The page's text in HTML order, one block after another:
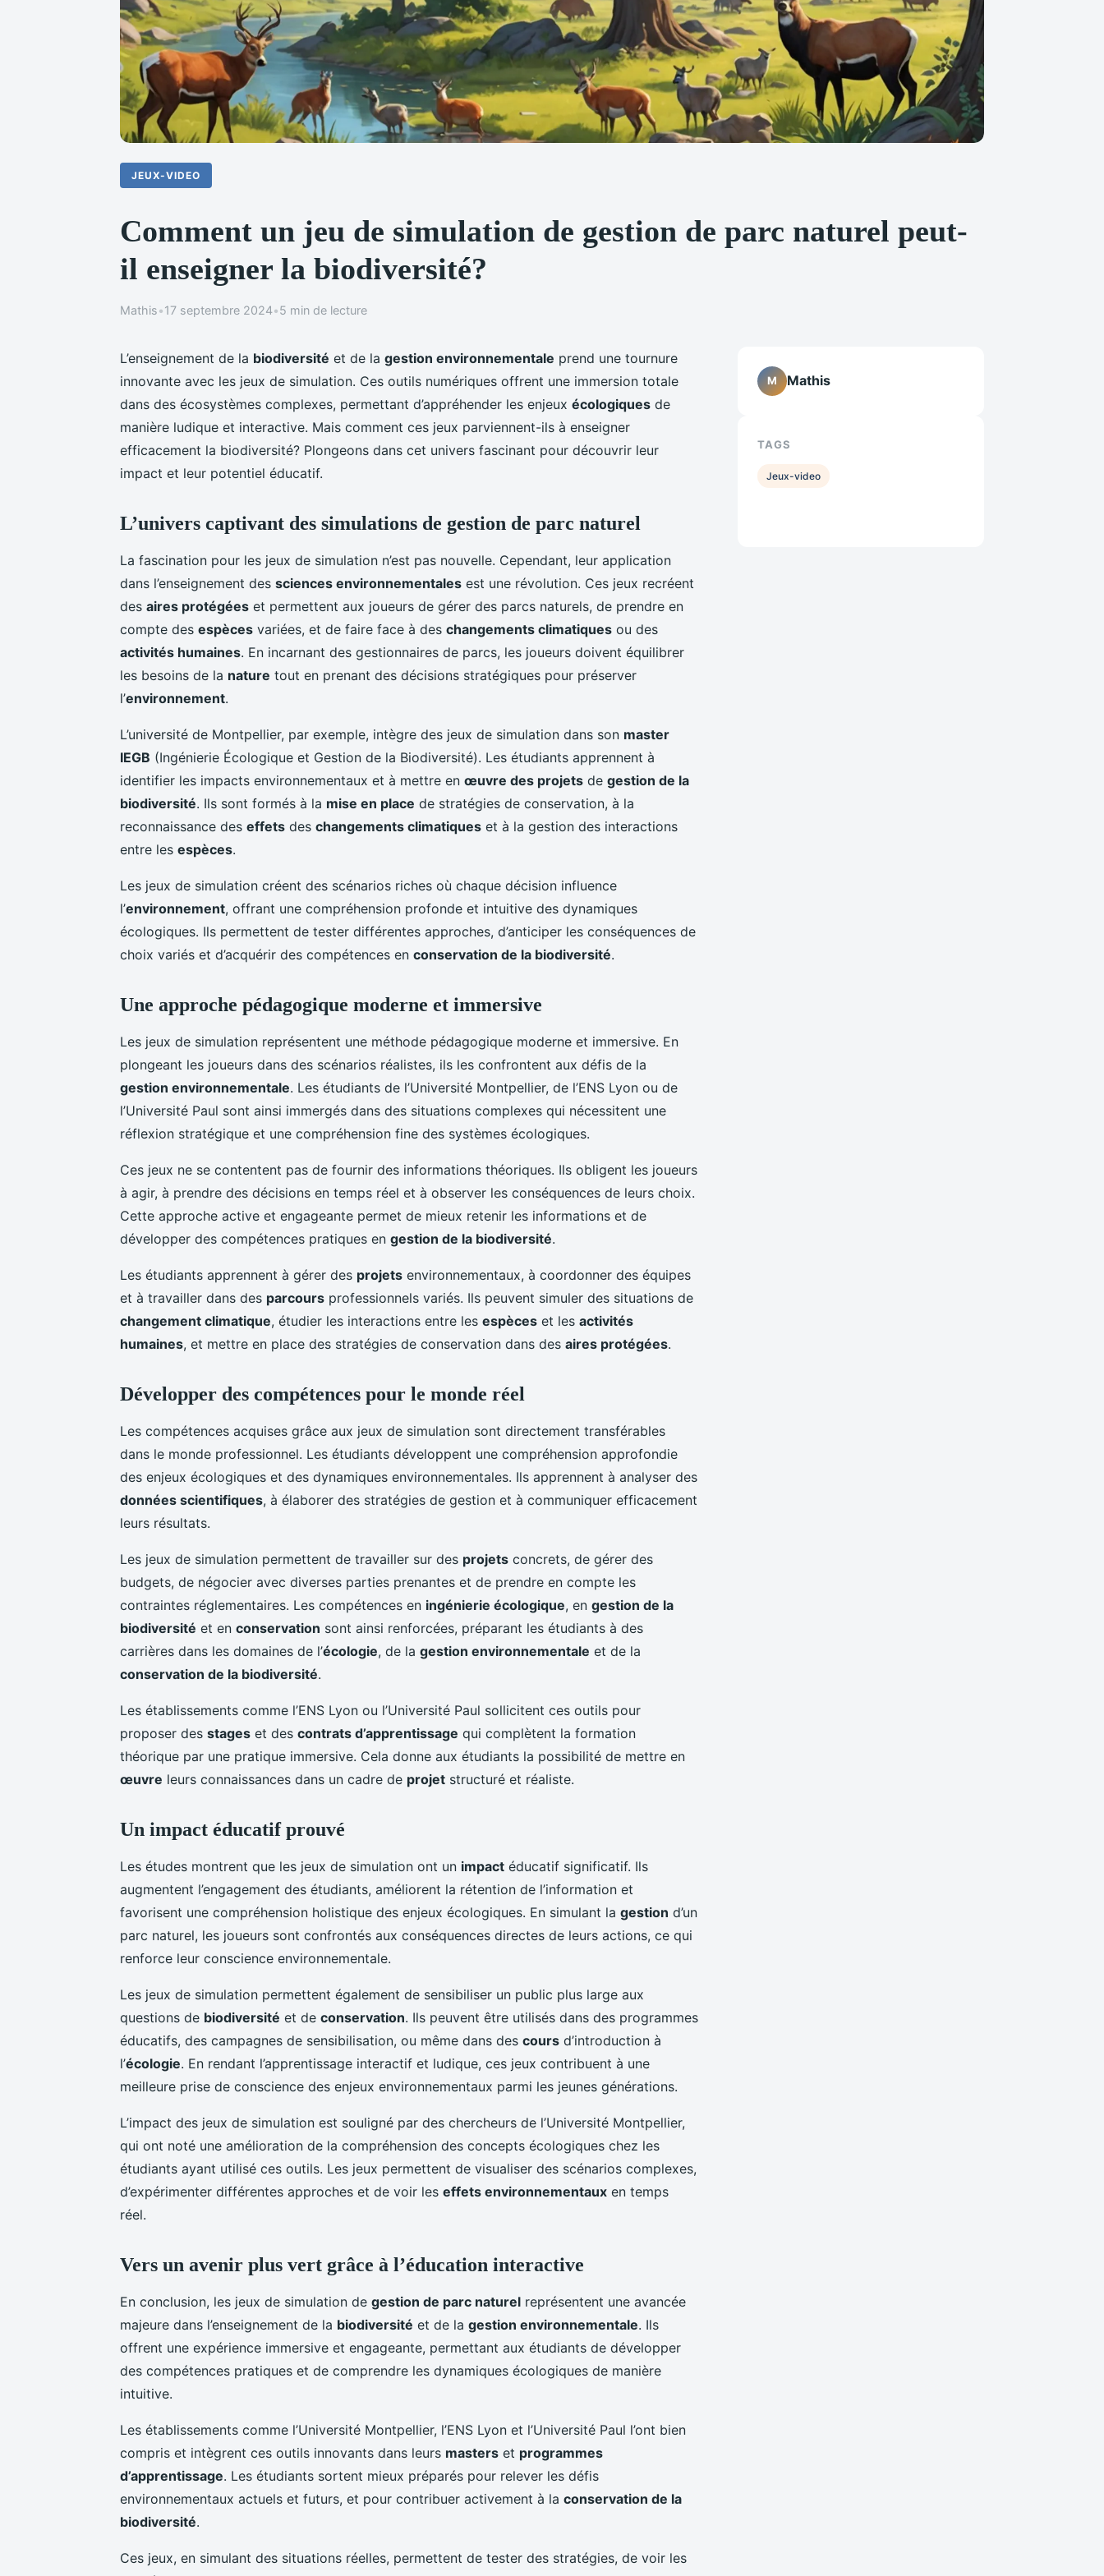
JEUX-VIDEO
Comment un jeu de simulation de gestion de parc naturel peut-
il enseigner la biodiversité?
Mathis•17 septembre 2024•5 min de lecture
L’enseignement de la biodiversité et de la gestion environnementale prend une tournure
innovante avec les jeux de simulation. Ces outils numériques offrent une immersion totale
dans des écosystèmes complexes, permettant d’appréhender les enjeux écologiques de
manière ludique et interactive. Mais comment ces jeux parviennent-ils à enseigner
efficacement la biodiversité? Plongeons dans cet univers fascinant pour découvrir leur
impact et leur potentiel éducatif.
L’univers captivant des simulations de gestion de parc naturel
La fascination pour les jeux de simulation n’est pas nouvelle. Cependant, leur application
dans l’enseignement des sciences environnementales est une révolution. Ces jeux recréent
des aires protégées et permettent aux joueurs de gérer des parcs naturels, de prendre en
compte des espèces variées, et de faire face à des changements climatiques ou des
activités humaines. En incarnant des gestionnaires de parcs, les joueurs doivent équilibrer
les besoins de la nature tout en prenant des décisions stratégiques pour préserver
l’environnement.
L’université de Montpellier, par exemple, intègre des jeux de simulation dans son master
IEGB (Ingénierie Écologique et Gestion de la Biodiversité). Les étudiants apprennent à
identifier les impacts environnementaux et à mettre en œuvre des projets de gestion de la
biodiversité. Ils sont formés à la mise en place de stratégies de conservation, à la
reconnaissance des effets des changements climatiques et à la gestion des interactions
entre les espèces.
Les jeux de simulation créent des scénarios riches où chaque décision influence
l’environnement, offrant une compréhension profonde et intuitive des dynamiques
écologiques. Ils permettent de tester différentes approches, d’anticiper les conséquences de
choix variés et d’acquérir des compétences en conservation de la biodiversité.
Une approche pédagogique moderne et immersive
Les jeux de simulation représentent une méthode pédagogique moderne et immersive. En
plongeant les joueurs dans des scénarios réalistes, ils les confrontent aux défis de la
gestion environnementale. Les étudiants de l’Université Montpellier, de l’ENS Lyon ou de
l’Université Paul sont ainsi immergés dans des situations complexes qui nécessitent une
réflexion stratégique et une compréhension fine des systèmes écologiques.
Ces jeux ne se contentent pas de fournir des informations théoriques. Ils obligent les joueurs
à agir, à prendre des décisions en temps réel et à observer les conséquences de leurs choix.
Cette approche active et engageante permet de mieux retenir les informations et de
développer des compétences pratiques en gestion de la biodiversité.
Les étudiants apprennent à gérer des projets environnementaux, à coordonner des équipes
et à travailler dans des parcours professionnels variés. Ils peuvent simuler des situations de
changement climatique, étudier les interactions entre les espèces et les activités
humaines, et mettre en place des stratégies de conservation dans des aires protégées.
Développer des compétences pour le monde réel
Les compétences acquises grâce aux jeux de simulation sont directement transférables
dans le monde professionnel. Les étudiants développent une compréhension approfondie
des enjeux écologiques et des dynamiques environnementales. Ils apprennent à analyser des
données scientifiques, à élaborer des stratégies de gestion et à communiquer efficacement
leurs résultats.
Les jeux de simulation permettent de travailler sur des projets concrets, de gérer des
budgets, de négocier avec diverses parties prenantes et de prendre en compte les
contraintes réglementaires. Les compétences en ingénierie écologique, en gestion de la
biodiversité et en conservation sont ainsi renforcées, préparant les étudiants à des
carrières dans les domaines de l’écologie, de la gestion environnementale et de la
conservation de la biodiversité.
Les établissements comme l’ENS Lyon ou l’Université Paul sollicitent ces outils pour
proposer des stages et des contrats d’apprentissage qui complètent la formation
théorique par une pratique immersive. Cela donne aux étudiants la possibilité de mettre en
œuvre leurs connaissances dans un cadre de projet structuré et réaliste.
Un impact éducatif prouvé
Les études montrent que les jeux de simulation ont un impact éducatif significatif. Ils
augmentent l’engagement des étudiants, améliorent la rétention de l’information et
favorisent une compréhension holistique des enjeux écologiques. En simulant la gestion d’un
parc naturel, les joueurs sont confrontés aux conséquences directes de leurs actions, ce qui
renforce leur conscience environnementale.
Les jeux de simulation permettent également de sensibiliser un public plus large aux
questions de biodiversité et de conservation. Ils peuvent être utilisés dans des programmes
éducatifs, des campagnes de sensibilisation, ou même dans des cours d’introduction à
l’écologie. En rendant l’apprentissage interactif et ludique, ces jeux contribuent à une
meilleure prise de conscience des enjeux environnementaux parmi les jeunes générations.
L’impact des jeux de simulation est souligné par des chercheurs de l’Université Montpellier,
qui ont noté une amélioration de la compréhension des concepts écologiques chez les
étudiants ayant utilisé ces outils. Les jeux permettent de visualiser des scénarios complexes,
d’expérimenter différentes approches et de voir les effets environnementaux en temps
réel.
Vers un avenir plus vert grâce à l’éducation interactive
En conclusion, les jeux de simulation de gestion de parc naturel représentent une avancée
majeure dans l’enseignement de la biodiversité et de la gestion environnementale. Ils
offrent une expérience immersive et engageante, permettant aux étudiants de développer
des compétences pratiques et de comprendre les dynamiques écologiques de manière
intuitive.
Les établissements comme l’Université Montpellier, l’ENS Lyon et l’Université Paul l’ont bien
compris et intègrent ces outils innovants dans leurs masters et programmes
d’apprentissage. Les étudiants sortent mieux préparés pour relever les défis
environnementaux actuels et futurs, et pour contribuer activement à la conservation de la
biodiversité.
Ces jeux, en simulant des situations réelles, permettent de tester des stratégies, de voir les
M Mathis
TAGS
Jeux-video